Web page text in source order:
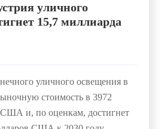
уличного
15,7 миллиарда
уличного освещения в
стоимость в 3972
и, по оценкам, достигнет